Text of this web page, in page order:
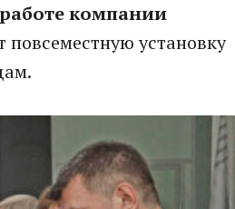
компании
повсеместную установку